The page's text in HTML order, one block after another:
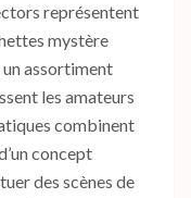
représentent
mystère
assortiment
les amateurs
combinent
concept
des scènes de